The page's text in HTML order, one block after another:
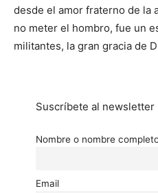
desde el amor fraterno de la
no meter el hombro, fue un
militantes, la gran gracia de
Suscríbete al newsletter
Nombre o nombre
Email